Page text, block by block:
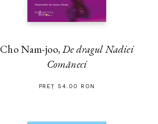
Cho Nam-joo,De dragul Nadiei
Comăneci
PREȚ 54.00 RON